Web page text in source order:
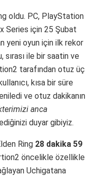
oldu. PC, PlayStation
Series için 25 Şubat
yeni oyun için ilk rekor
sırası ile bir saatin ve
tarafından otuz üç
kısa bir süre
ve otuz dakikanın
anca
duyar gibiyiz.
Ring 28 dakika 59
öncelikle özellikle
Uchigatana